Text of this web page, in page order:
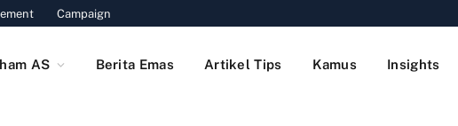
Campaign
AS Berita Emas Artikel Tips Kamus Insights